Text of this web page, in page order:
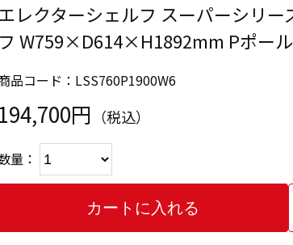
レクターシェルフ スーパーシリー
フ W759×D614×H1892mm Pポール
品コード：LSS760P1900W6
194,700円 （税込）
量：